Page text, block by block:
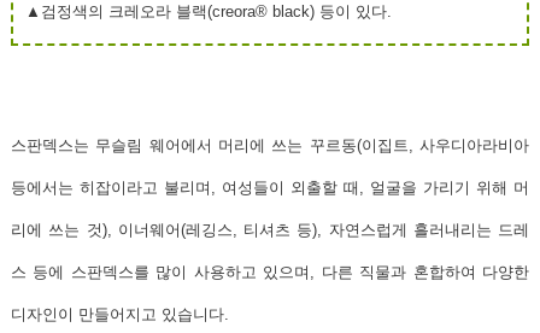
▲검정색의 크레오라 블랙(creora® black) 등이 있다.
스판덱스는 무슬림 웨어에서 머리에 쓰는 꾸르동(이집트, 사우디아라비아
등에서는 히잡이라고 불리며, 여성들이 외출할 때, 얼굴을 가리기 위해 머
리에 쓰는 것), 이너웨어(레깅스, 티셔츠 등), 자연스럽게 흘러내리는 드레
스 등에 스판덱스를 많이 사용하고 있으며, 다른 직물과 혼합하여 다양한
디자인이 만들어지고 있습니다.